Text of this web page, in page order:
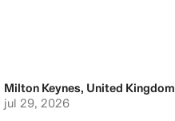
Milton Keynes, United Kingdom
jul 29, 2026